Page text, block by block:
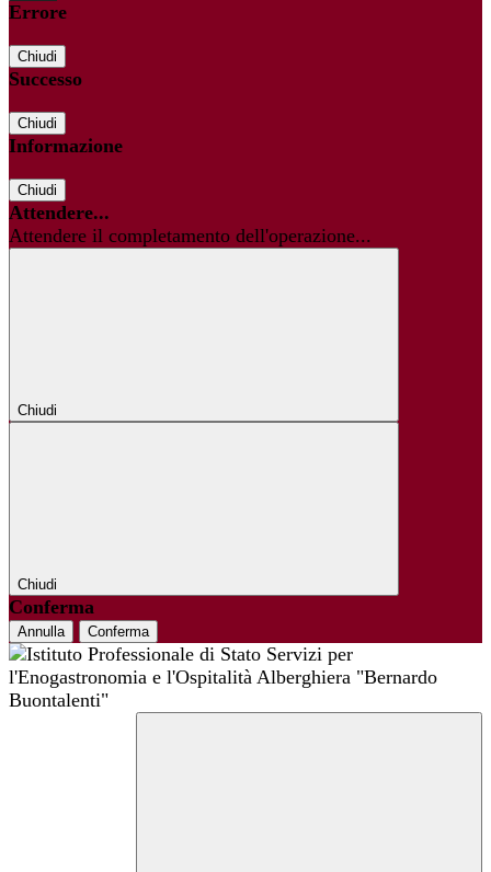
Errore
Chiudi
Successo
Chiudi
Informazione
Chiudi
Attendere...
Attendere il completamento dell'operazione...
Chiudi
Chiudi
Conferma
Annulla Conferma